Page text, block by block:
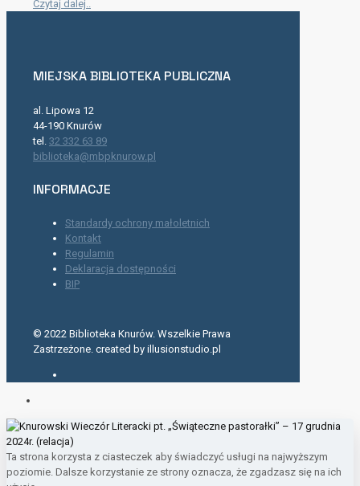
Czytaj dalej..
MIEJSKA BIBLIOTEKA PUBLICZNA
al. Lipowa 12
44-190 Knurów
tel. 32 332 63 89
biblioteka@mbpknurow.pl
INFORMACJE
Standardy ochrony małoletnich
Kontakt
Regulamin
Deklaracja dostępności
BIP
© 2022 Biblioteka Knurów. Wszelkie Prawa
Zastrzeżone. created by illusionstudio.pl
Ta strona korzysta z ciasteczek aby świadczyć usługi na najwyższym
poziomie. Dalsze korzystanie ze strony oznacza, że zgadzasz się na ich